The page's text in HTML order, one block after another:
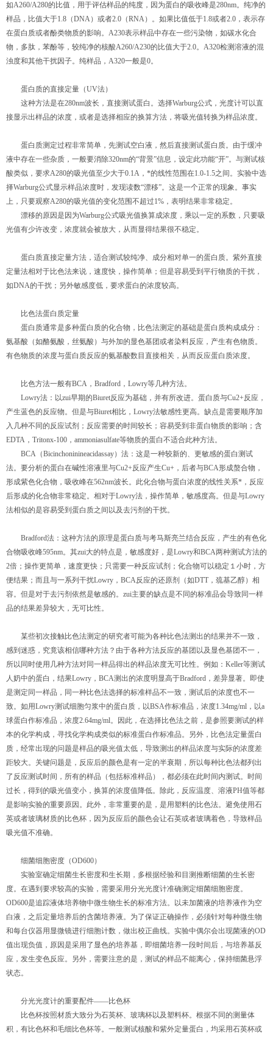
如A260/A280的比值，用于评估样品的纯度，因为蛋白的吸收峰是280nm。纯净的
样品，比值大于1.8（DNA）或者2.0（RNA）。如果比值低于1.8或者2.0，表示存
在蛋白质或者酚类物质的影响。A230表示样品中存在一些污染物，如碳水化合
物，多肽，苯酚等，较纯净的核酸A260/A230的比值大于2.0。A320检测溶液的混
浊度和其他干扰因子。纯样品，A320一般是0。
蛋白质的直接定量（UV法）
这种方法是在280nm波长，直接测试蛋白。选择Warburg公式，光度计可以直
接显示出样品的浓度，或者是选择相应的换算方法，将吸光值转换为样品浓度。
蛋白质测定过程非常简单，先测试空白液，然后直接测试蛋白质。由于缓冲
液中存在一些杂质，一般要消除320nm的“背景”信息，设定此功能“开”。与测试核
酸类似，要求A280的吸光值至少大于0.1A，*的线性范围在1.0-1.5之间。实验中选
择Warburg公式显示样品浓度时，发现读数“漂移”。这是一个正常的现象。事实
上，只要观察A280的吸光值的变化范围不超过1%，表明结果非常稳定。
漂移的原因是因为Warburg公式吸光值换算成浓度，乘以一定的系数，只要吸
光值有少许改变，浓度就会被放大，从而显得结果很不稳定。
蛋白质直接定量方法，适合测试较纯净、成分相对单一的蛋白质。紫外直接
定量法相对于比色法来说，速度快，操作简单；但是容易受到平行物质的干扰，
如DNA的干扰；另外敏感度低，要求蛋白的浓度较高。
比色法蛋白质定量
蛋白质通常是多种蛋白质的化合物，比色法测定的基础是蛋白质构成成分：
氨基酸（如酪氨酸，丝氨酸）与外加的显色基团或者染料反应，产生有色物质。
有色物质的浓度与蛋白质反应的氨基酸数目直接相关，从而反应蛋白质浓度。
比色方法一般有BCA，Bradford，Lowry等几种方法。
Lowry法：以zui早期的Biuret反应为基础，并有所改进。蛋白质与Cu2+反应，
产生蓝色的反应物。但是与Biuret相比，Lowry法敏感性更高。缺点是需要顺序加
入几种不同的反应试剂；反应需要的时间较长；容易受到非蛋白物质的影响；含
EDTA，Tritonx-100，ammoniasulfate等物质的蛋白不适合此种方法。
BCA（Bicinchoninineacidassay）法：这是一种较新的、更敏感的蛋白测试
法。要分析的蛋白在碱性溶液里与Cu2+反应产生Cu+，后者与BCA形成螯合物，
形成紫色化合物，吸收峰在562nm波长。此化合物与蛋白浓度的线性关系*，反应
后形成的化合物非常稳定。相对于Lowry法，操作简单，敏感度高。但是与Lowry
法相似的是容易受到蛋白质之间以及去污剂的干扰。
Bradford法：这种方法的原理是蛋白质与考马斯亮兰结合反应，产生的有色化
合物吸收峰595nm。其zui大的特点是，敏感度好，是Lowry和BCA两种测试方法的
2倍；操作更简单，速度更快；只需要一种反应试剂；化合物可以稳定１小时，方
便结果；而且与一系列干扰Lowry，BCA反应的还原剂（如DTT，巯基乙醇）相
容。但是对于去污剂依然是敏感的。zui主要的缺点是不同的标准品会导致同一样
品的结果差异较大，无可比性。
某些初次接触比色法测定的研究者可能为各种比色法测出的结果并不一致，
感到迷惑，究竟该相信哪种方法？由于各种方法反应的基团以及显色基团不一，
所以同时使用几种方法对同一样品得出的样品浓度无可比性。例如：Keller等测试
人奶中的蛋白，结果Lowry，BCA测出的浓度明显高于Bradford，差异显著。即使
是测定同一样品，同一种比色法选择的标准样品不一致，测试后的浓度也不一
致。如用Lowry测试细胞匀浆中的蛋白质，以BSA作标准品，浓度1.34mg/ml，以a
球蛋白作标准品，浓度2.64mg/ml。因此，在选择比色法之前，是参照要测试的样
本的化学构成，寻找化学构成类似的标准蛋白作标准品。另外，比色法定量蛋白
质，经常出现的问题是样品的吸光值太低，导致测出的样品浓度与实际的浓度差
距较大。关键问题是，反应后的颜色是有一定的半衰期，所以每种比色法都列出
了反应测试时间，所有的样品（包括标准样品），都必须在此时间内测试。时间
过长，得到的吸光值变小，换算的浓度值降低。除此，反应温度、溶液PH值等都
是影响实验的重要原因。此外，非常重要的是，是用塑料的比色法。避免使用石
英或者玻璃材质的比色杯，因为反应后的颜色会让石英或者玻璃着色，导致样品
吸光值不准确。
细菌细胞密度（OD600）
实验室确定细菌生长密度和生长期，多根据经验和目测推断细菌的生长密
度。在遇到要求较高的实验，需要采用分光光度计准确测定细菌细胞密度。
OD600是追踪液体培养物中微生物生长的标准方法。以未加菌液的培养液作为空
白液，之后定量培养后的含菌培养液。为了保证正确操作，必须针对每种微生物
和每台仪器用显微镜进行细胞计数，做出校正曲线。实验中偶尔会出现菌液的OD
值出现负值，原因是采用了显色的培养基，即细菌培养一段时间后，与培养基反
应，发生变色反应。另外，需要注意的是，测试的样品不能离心，保持细菌悬浮
状态。
分光光度计的重要配件——比色杯
比色杯按照材质大致分为石英杯、玻璃杯以及塑料杯。根据不同的测量体
积，有比色杯和毛细比色杯等。一般测试核酸和紫外定量蛋白，均采用石英杯或